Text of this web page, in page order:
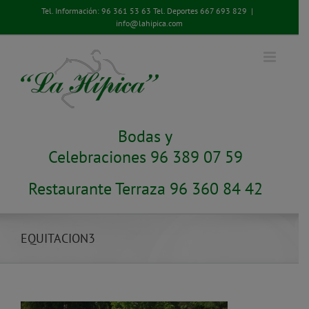
contenido
Tel. Información: 96 361 53 63 Tel. Deportes 667 693 829 |
info@lahipica.com
Bodas y
Celebraciones 96 389 07 59
Restaurante Terraza 96 360 84 42
EQUITACION3